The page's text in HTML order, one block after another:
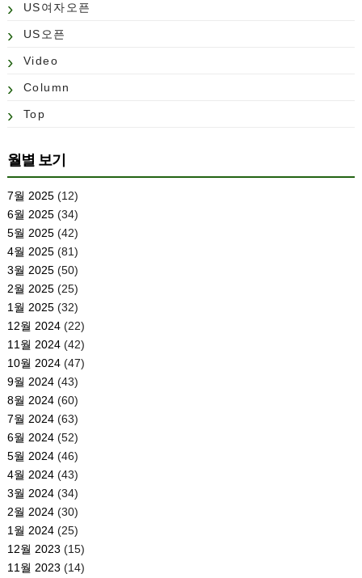
US여자오픈
US오픈
Video
Column
Top
월별 보기
7월 2025(12)
6월 2025(34)
5월 2025(42)
4월 2025(81)
3월 2025(50)
2월 2025(25)
1월 2025(32)
12월 2024(22)
11월 2024(42)
10월 2024(47)
9월 2024(43)
8월 2024(60)
7월 2024(63)
6월 2024(52)
5월 2024(46)
4월 2024(43)
3월 2024(34)
2월 2024(30)
1월 2024(25)
12월 2023 (15)
11월 2023 (14)